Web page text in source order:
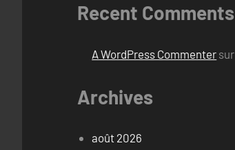
Recent Comments
A WordPress Commenter sur
Archives
août 2026